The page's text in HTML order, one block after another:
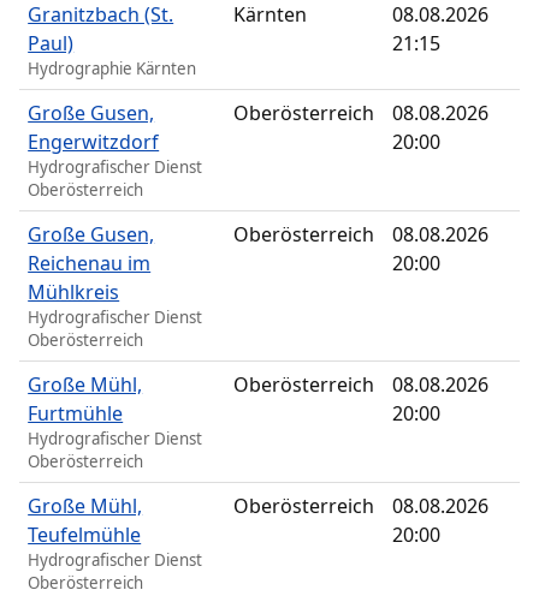
Granitzbach (St.
Paul)
Hydrographie Kärnten
Kärnten
08.08.2026
21:15
Große Gusen,
Engerwitzdorf
Hydrografischer Dienst
Oberösterreich
Oberösterreich
08.08.2026
20:00
Große Gusen,
Reichenau im
Mühlkreis
Hydrografischer Dienst
Oberösterreich
Oberösterreich
08.08.2026
20:00
Große Mühl,
Furtmühle
Hydrografischer Dienst
Oberösterreich
Oberösterreich
08.08.2026
20:00
Große Mühl,
Teufelmühle
Hydrografischer Dienst
Oberösterreich
Oberösterreich
08.08.2026
20:00